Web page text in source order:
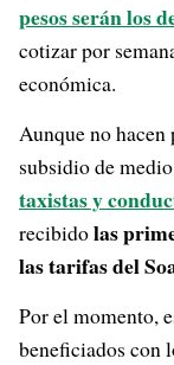
pesos serán los
cotizar por
económica.
Aunque no hacen
subsidio de
taxistas y
recibidolas
las tarifas del
Por el momento,
beneficiados con